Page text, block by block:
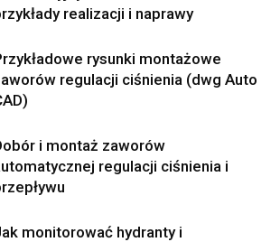
realizacji i naprawy
rysunki montażowe
regulacji ciśnienia (dwg Auto
i montaż zaworów
regulacji ciśnienia i
monitorować hydranty i